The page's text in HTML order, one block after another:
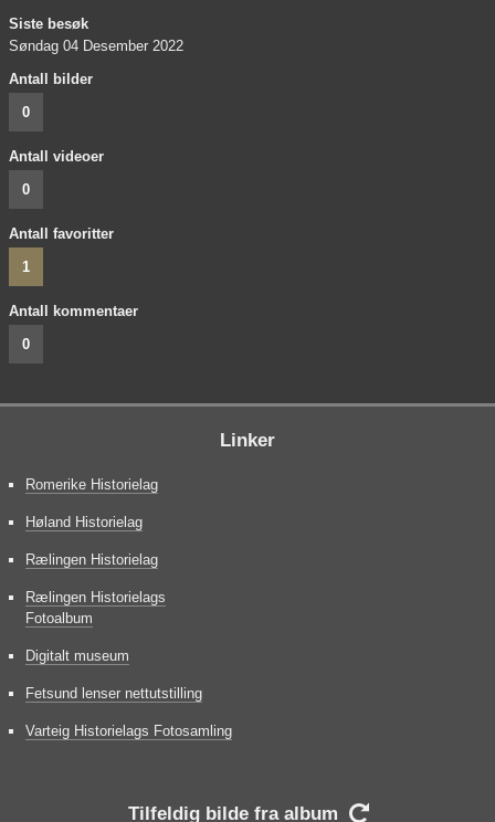
Siste besøk
Søndag 04 Desember 2022
Antall bilder
0
Antall videoer
0
Antall favoritter
1
Antall kommentaer
0
Linker
Romerike Historielag
Høland Historielag
Rælingen Historielag
Rælingen Historielags
Fotoalbum
Digitalt museum
Fetsund lenser nettutstilling
Varteig Historielags Fotosamling
Tilfeldig bilde fra album 